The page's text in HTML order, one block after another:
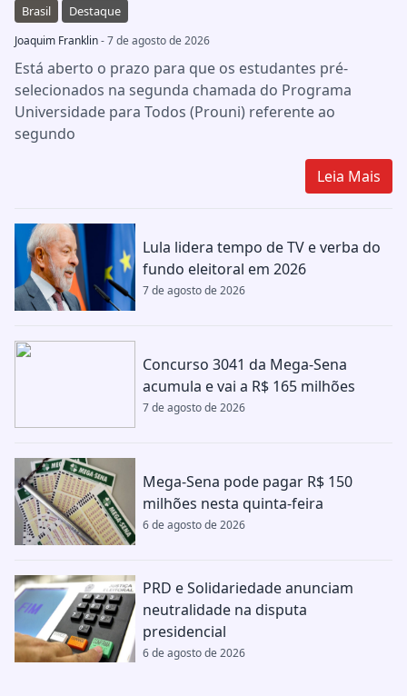
Brasil Destaque
Joaquim Franklin- 7 de agosto de 2026
Está aberto o prazo para que os estudantes pré-
selecionados na segunda chamada do Programa
Universidade para Todos (Prouni) referente ao
segundo
Leia Mais
Lula lidera tempo de TV e verba do
fundo eleitoral em 2026
7 de agosto de 2026
Concurso 3041 da Mega-Sena
acumula e vai a R$ 165 milhões
7 de agosto de 2026
Mega-Sena pode pagar R$ 150
milhões nesta quinta-feira
6 de agosto de 2026
PRD e Solidariedade anunciam
neutralidade na disputa
presidencial
6 de agosto de 2026